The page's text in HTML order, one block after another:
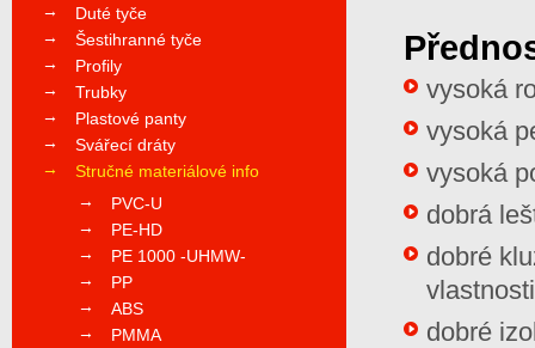
vysoká
vysoká
vysoká
dobrá
dobré
vlastnosti
dobré
Duté tyče
Šestihranné tyče
Profily
Trubky
Plastové panty
Svářecí dráty
Stručné materiálové info
PVC-U
PE-HD
PE 1000 -UHMW-
PP
ABS
PMMA